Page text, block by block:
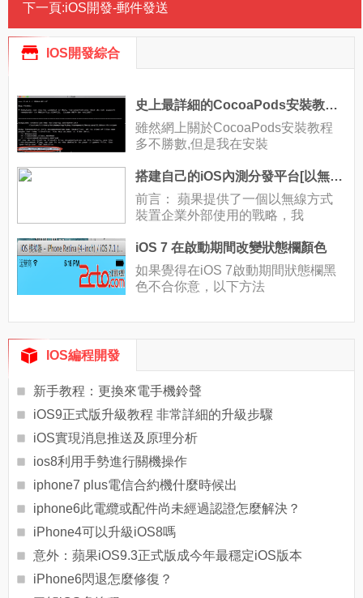
下一頁:iOS開發-郵件發送
IOS開發綜合
史上最詳細的CocoaPods安裝教程(圖文)
雖然網上關於CocoaPods安裝教程
多不勝數,但是我在安裝
搭建自己的iOS內測分發平台[以無線方式裝置企業外部使用 ]
前言： 蘋果提供了一個以無線方式
裝置企業外部使用的戰略，我
iOS 7 在啟動期間改變狀態欄顏色
如果覺得在iOS 7啟動期間狀態欄黑
色不合你意，以下方法
IOS編程開發
新手教程：更換來電手機鈴聲
iOS9正式版升級教程 非常詳細的升級步驟
iOS實現消息推送及原理分析
ios8利用手勢進行關機操作
iphone7 plus電信合約機什麼時候出
iphone6此電纜或配件尚未經過認證怎麼解決？
iPhone4可以升級iOS8嗎
意外：蘋果iOS9.3正式版成今年最穩定iOS版本
iPhone6閃退怎麼修復？